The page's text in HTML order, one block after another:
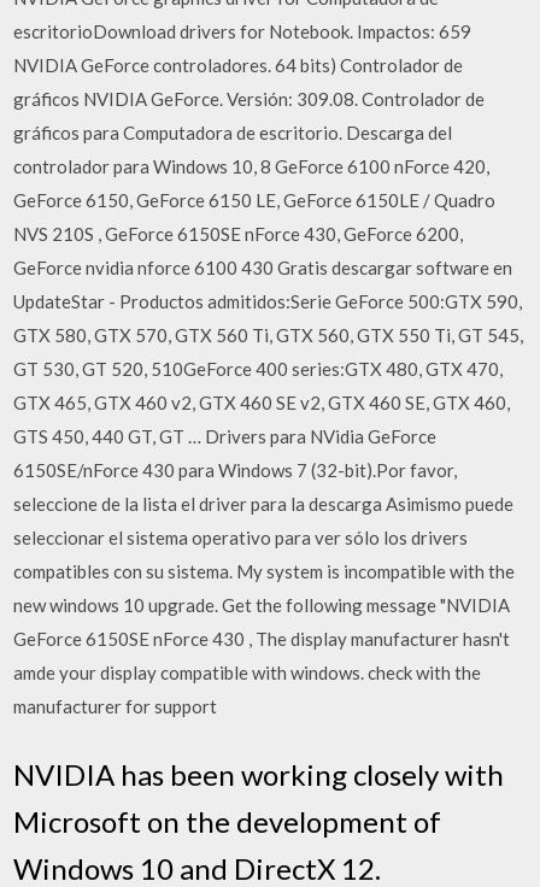
escritorioDownload drivers for Notebook. Impactos: 659
NVIDIA GeForce controladores. 64 bits) Controlador de
gráficos NVIDIA GeForce. Versión: 309.08. Controlador de
gráficos para Computadora de escritorio. Descarga del
controlador para Windows 10, 8 GeForce 6100 nForce 420,
GeForce 6150, GeForce 6150 LE, GeForce 6150LE / Quadro
NVS 210S , GeForce 6150SE nForce 430, GeForce 6200,
GeForce nvidia nforce 6100 430 Gratis descargar software en
UpdateStar - Productos admitidos:Serie GeForce 500:GTX 590,
GTX 580, GTX 570, GTX 560 Ti, GTX 560, GTX 550 Ti, GT 545,
GT 530, GT 520, 510GeForce 400 series:GTX 480, GTX 470,
GTX 465, GTX 460 v2, GTX 460 SE v2, GTX 460 SE, GTX 460,
GTS 450, 440 GT, GT … Drivers para NVidia GeForce
6150SE/nForce 430 para Windows 7 (32-bit).Por favor,
seleccione de la lista el driver para la descarga Asimismo puede
seleccionar el sistema operativo para ver sólo los drivers
compatibles con su sistema. My system is incompatible with the
new windows 10 upgrade. Get the following message "NVIDIA
GeForce 6150SE nForce 430 , The display manufacturer hasn't
amde your display compatible with windows. check with the
manufacturer for support
NVIDIA has been working closely with
Microsoft on the development of
Windows 10 and DirectX 12.